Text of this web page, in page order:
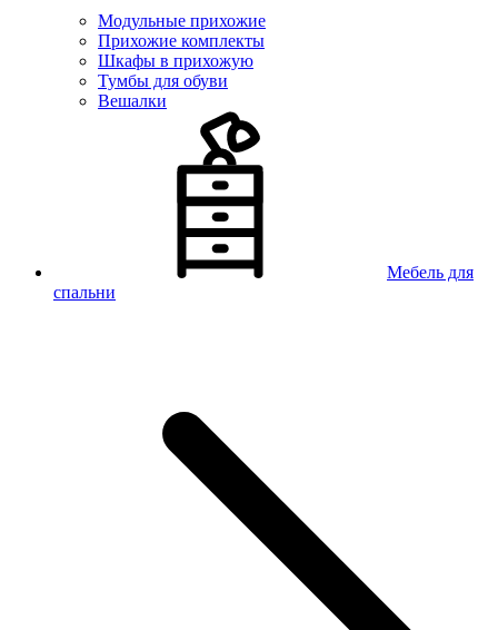
Модульные прихожие
Прихожие комплекты
Шкафы в прихожую
Тумбы для обуви
Вешалки
Мебель для
спальни